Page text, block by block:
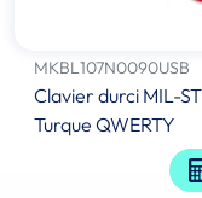
MKBL107N0090USB
Clavier durci MIL-
Turque QWERTY